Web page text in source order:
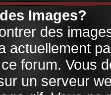
Images?
des
actuellement
forum. Vous
un serveur